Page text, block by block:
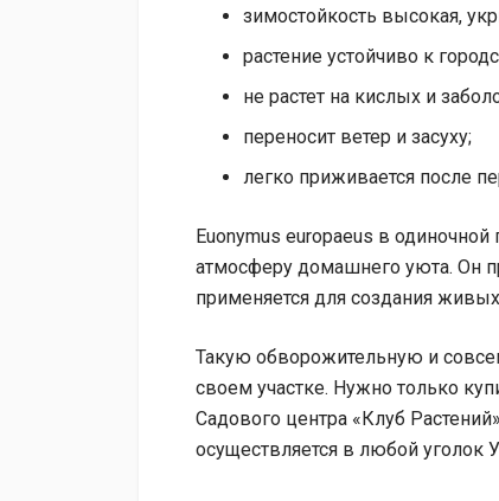
зимостойкость высокая,
растение устойчиво к
не растет на кислых и
переносит ветер и засуху;
легко приживается после
Euonymus europaeus в
атмосферу домашнего уюта. Он
применяется для создания
Такую обворожительную и
своем участке. Нужно только
Садового центра «Клуб
осуществляется в любой уголок